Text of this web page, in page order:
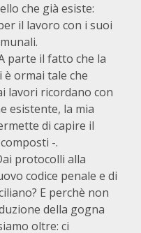
che già esiste:
il lavoro con i suoi
parte il fatto che la
è ormai tale che
lavori ricordano con
esistente, la mia
di capire il
-.
protocolli alla
codice penale e di
E perchè non
della gogna
oltre: ci